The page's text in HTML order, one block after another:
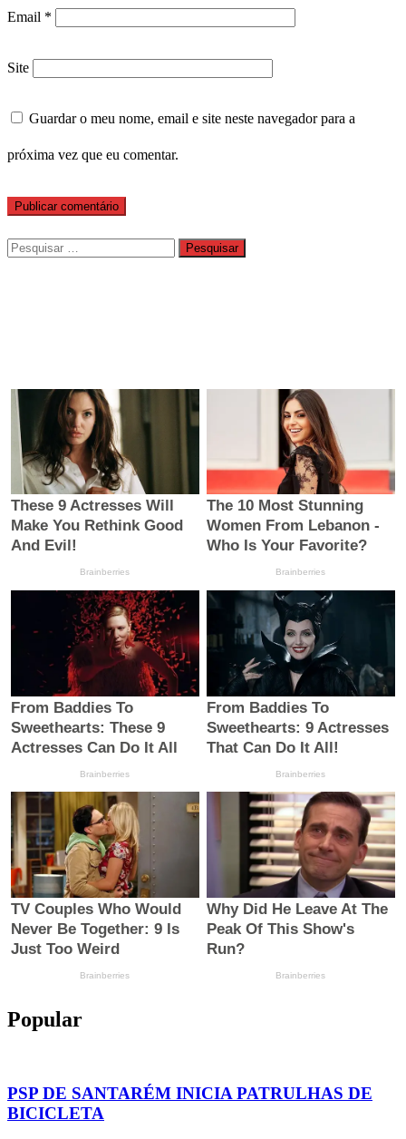
Email *
Site
Guardar o meu nome, email e site neste navegador para a
próxima vez que eu comentar.
Pesquisar
por:
Popular
PSP DE SANTARÉM INICIA PATRULHAS DE
BICICLETA